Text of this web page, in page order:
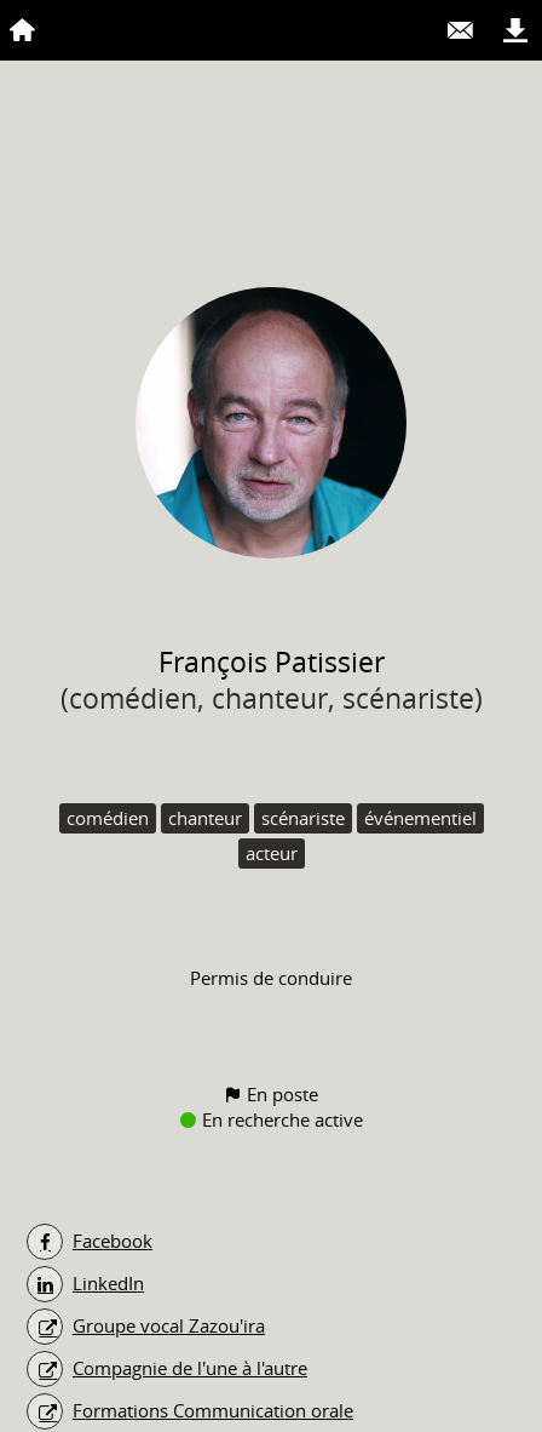
François Patissier
(comédien, chanteur, scénariste)
comédien chanteur scénariste
événementiel
acteur
Permis de conduire
En poste
En recherche active
Facebook
LinkedIn
Groupe vocal Zazou'ira
Compagnie de l'une à l'autre
Formations Communication orale